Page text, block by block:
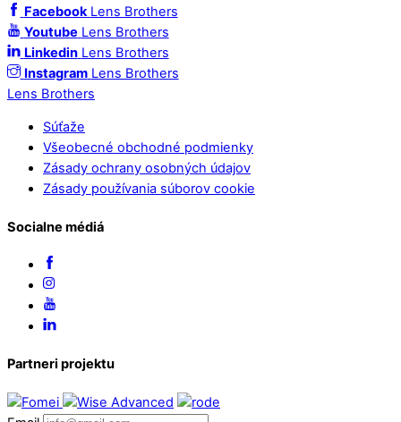
Facebook Lens Brothers
Youtube Lens Brothers
Linkedin Lens Brothers
Instagram Lens Brothers
Lens Brothers
Súťaže
Všeobecné obchodné podmienky
Zásady ochrany osobných údajov
Zásady používania súborov cookie
Socialne médiá
Partneri projektu